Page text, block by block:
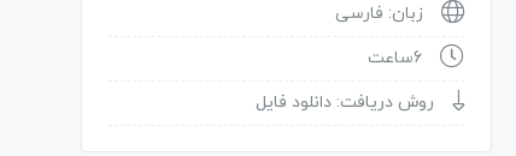
زبان: فارسی
6ساعت
روش دریافت: دانلود فایل